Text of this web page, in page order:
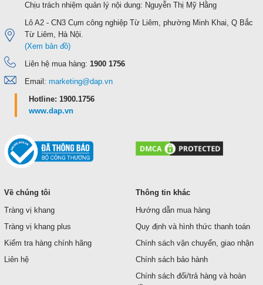
Chịu trách nhiệm quản lý nội dung: Nguyễn Thị Mỹ Hằng
Lô A2 - CN3 Cụm công nghiệp Từ Liêm, phường Minh Khai, Q Bắc
Từ Liêm, Hà Nội.
(Xem bản đồ)
Liên hệ mua hàng: 1900 1756
Email: marketing@dap.vn
Hotline: 1900.1756
www.dap.vn
Về chúng tôi
Tràng vị khang
Tràng vị khang plus
Kiểm tra hàng chính hãng
Liên hệ
Thông tin khác
Hướng dẫn mua hàng
Quy định và hình thức thanh toán
Chính sách vận chuyển, giao nhận
Chính sách bảo hành
Chính sách đổi/trả hàng và hoàn